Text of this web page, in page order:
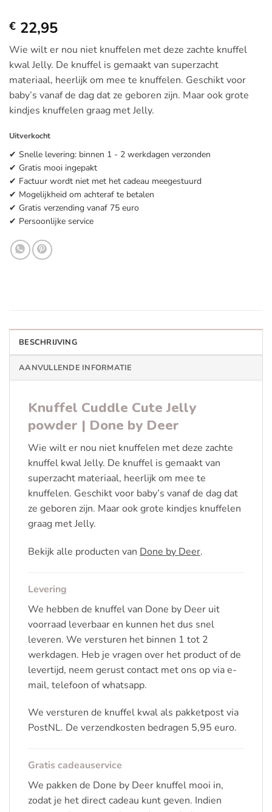
€ 22,95
Wie wilt er nou niet knuffelen met deze zachte knuffel
kwal Jelly. De knuffel is gemaakt van superzacht
materiaal, heerlijk om mee te knuffelen. Geschikt voor
baby’s vanaf de dag dat ze geboren zijn. Maar ook grote
kindjes knuffelen graag met Jelly.
Uitverkocht
✔ Snelle levering: binnen 1 - 2 werkdagen verzonden
✔ Gratis mooi ingepakt
✔ Factuur wordt niet met het cadeau meegestuurd
✔ Mogelijkheid om achteraf te betalen
✔ Gratis verzending vanaf 75 euro
✔ Persoonlijke service
BESCHRIJVING
AANVULLENDE INFORMATIE
Knuffel Cuddle Cute Jelly
powder | Done by Deer
Wie wilt er nou niet knuffelen met deze zachte
knuffel kwal Jelly. De knuffel is gemaakt van
superzacht materiaal, heerlijk om mee te
knuffelen. Geschikt voor baby’s vanaf de dag dat
ze geboren zijn. Maar ook grote kindjes knuffelen
graag met Jelly.
Bekijk alle producten van Done by Deer.
Levering
We hebben de knuffel van Done by Deer uit
voorraad leverbaar en kunnen het dus snel
leveren. We versturen het binnen 1 tot 2
werkdagen. Heb je vragen over het product of de
levertijd, neem gerust contact met ons op via e-
mail, telefoon of whatsapp.
We versturen de knuffel kwal als pakketpost via
PostNL. De verzendkosten bedragen 5,95 euro.
Gratis cadeauservice
We pakken de Done by Deer knuffel mooi in,
zodat je het direct cadeau kunt geven. Indien